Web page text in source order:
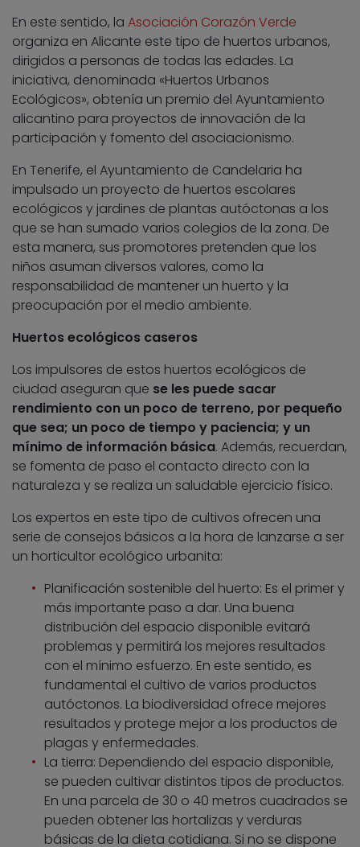
En este sentido, la Asociación Corazón Verde
organiza en Alicante este tipo de huertos urbanos,
dirigidos a personas de todas las edades. La
iniciativa, denominada «Huertos Urbanos
Ecológicos», obtenía un premio del Ayuntamiento
alicantino para proyectos de innovación de la
participación y fomento del asociacionismo.
En Tenerife, el Ayuntamiento de Candelaria ha
impulsado un proyecto de huertos escolares
ecológicos y jardines de plantas autóctonas a los
que se han sumado varios colegios de la zona. De
esta manera, sus promotores pretenden que los
niños asuman diversos valores, como la
responsabilidad de mantener un huerto y la
preocupación por el medio ambiente.
Huertos ecológicos caseros
Los impulsores de estos huertos ecológicos de
ciudad aseguran que se les puede sacar
rendimiento con un poco de terreno, por pequeño
que sea; un poco de tiempo y paciencia; y un
mínimo de información básica. Además, recuerdan,
se fomenta de paso el contacto directo con la
naturaleza y se realiza un saludable ejercicio físico.
Los expertos en este tipo de cultivos ofrecen una
serie de consejos básicos a la hora de lanzarse a ser
un horticultor ecológico urbanita:
Planificación sostenible del huerto: Es el primer y
más importante paso a dar. Una buena
distribución del espacio disponible evitará
problemas y permitirá los mejores resultados
con el mínimo esfuerzo. En este sentido, es
fundamental el cultivo de varios productos
autóctonos. La biodiversidad ofrece mejores
resultados y protege mejor a los productos de
plagas y enfermedades.
La tierra: Dependiendo del espacio disponible,
se pueden cultivar distintos tipos de productos.
En una parcela de 30 o 40 metros cuadrados se
pueden obtener las hortalizas y verduras
básicas de la dieta cotidiana. Si no se dispone